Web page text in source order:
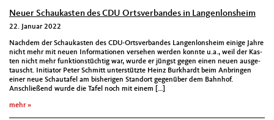
Neuer Schaukasten des CDU Ortsverbandes in Langenlonsheim
22. Januar 2022
Nach­dem der Schaukas­ten des CDU-Ortsver­ban­des Lan­gen­lon­sheim einige Jahre
nicht mehr mit neuen Infor­ma­tio­nen verse­hen wer­den kon­nte u.a., weil der Kas­
ten nicht mehr funk­tion­stüchtig war, wurde er jüngst gegen einen neuen aus­ge­
tauscht. Ini­tia­tor Peter Schmitt unter­stützte Heinz Burkhardt beim Anbrin­gen
ein­er neue Schautafel am bish­eri­gen Stan­dort gegenüber dem Bahn­hof.
Anschließend wurde die Tafel noch mit einem […]
mehr